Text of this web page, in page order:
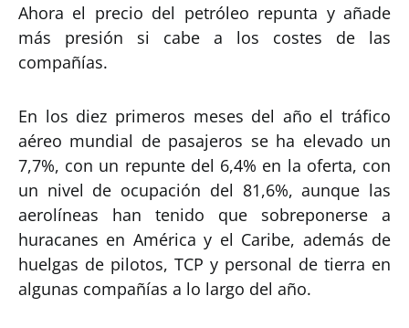
Ahora el precio del petróleo repunta y añade
más presión si cabe a los costes de las
compañías.
En los diez primeros meses del año el tráfico
aéreo mundial de pasajeros se ha elevado un
7,7%, con un repunte del 6,4% en la oferta, con
un nivel de ocupación del 81,6%, aunque las
aerolíneas han tenido que sobreponerse a
huracanes en América y el Caribe, además de
huelgas de pilotos, TCP y personal de tierra en
algunas compañías a lo largo del año.